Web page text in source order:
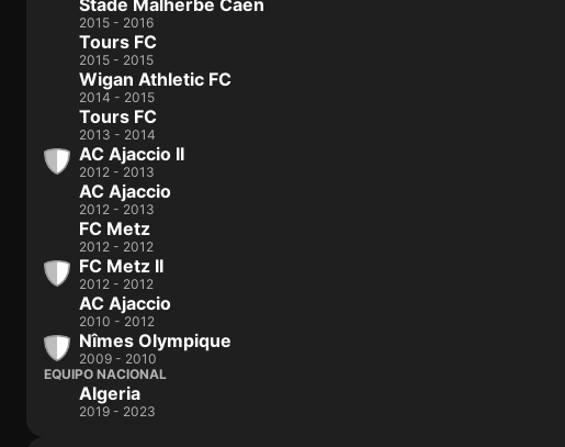
Stade Malherbe Caen
2015 - 2016
Tours FC
2015 - 2015
Wigan Athletic FC
2014 - 2015
Tours FC
2013 - 2014
AC Ajaccio II
2012 - 2013
AC Ajaccio
2012 - 2013
FC Metz
2012 - 2012
FC Metz II
2012 - 2012
AC Ajaccio
2010 - 2012
Nîmes Olympique
2009 - 2010
EQUIPO NACIONAL
Algeria
2019 - 2023